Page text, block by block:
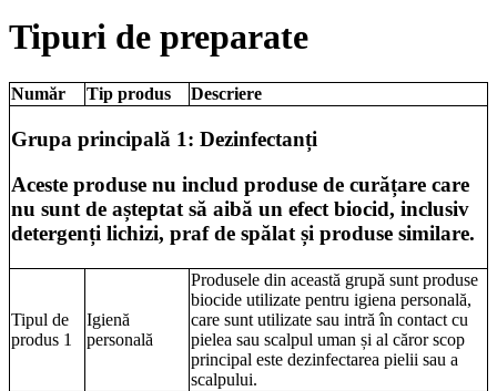
Tipuri de preparate
Număr Tip produs Descriere
Grupa principală 1: Dezinfectanți
Aceste produse nu includ produse de curățare care
nu sunt de așteptat să aibă un efect biocid, inclusiv
detergenți lichizi, praf de spălat și produse similare.
Tipul de
produs 1
Igienă
personală
Produsele din această grupă sunt produse
biocide utilizate pentru igiena personală,
care sunt utilizate sau intră în contact cu
pielea sau scalpul uman și al căror scop
principal este dezinfectarea pielii sau a
scalpului.